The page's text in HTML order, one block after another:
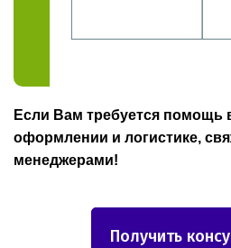
Если Вам требуется помощь
оформлении и логистике,
менеджерами!
Получить